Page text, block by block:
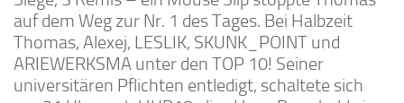
auf dem Weg zur Nr. 1 des Tages. Bei Halbzeit
Thomas, Alexej, LESLIK, SKUNK_POINT und
ARIEWERKSMA unter den TOP 10! Seiner
universitären Pflichten entledigt, schaltete sich